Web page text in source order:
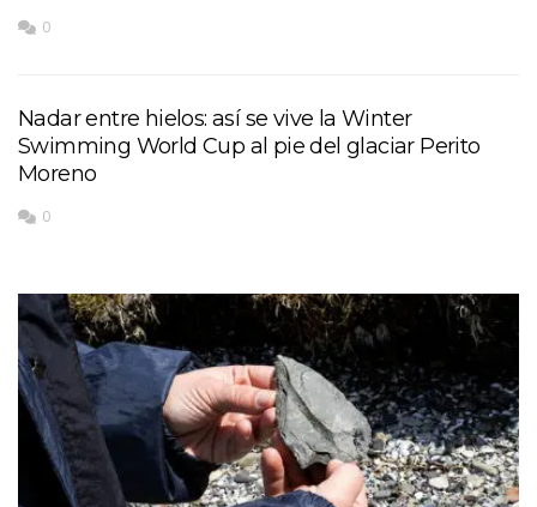
0
Nadar entre hielos: así se vive la Winter
Swimming World Cup al pie del glaciar Perito
Moreno
0